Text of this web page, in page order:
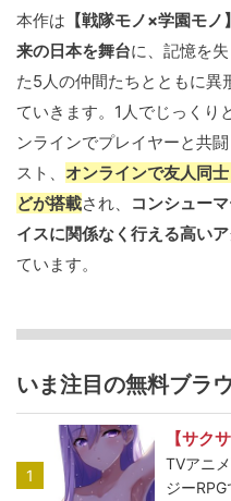
本作は 【戦隊モノ×学園モ
来の日本を舞台に、記憶を
た5人の仲間たちとともに異
ていきます。1人でじっくり
ンラインでプレイヤーと共
スト、 オンラインで友人同
どが搭載され、
コンシュー
イスに関係なく行える高い
ています。
いま注目の無料ブラ
1
【サク
TVアニ
ジー